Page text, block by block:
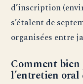
d’inscription
s’étalent de
organisées entre
Comment bien
l’entretien